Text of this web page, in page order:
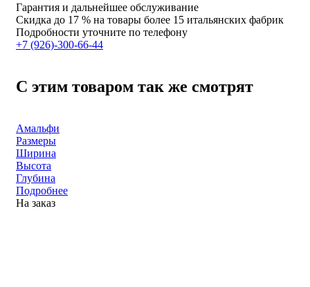
Гарантия и дальнейшее обслуживание
Скидка до 17 % на товары более 15 итальянских фабрик
Подробности уточните по телефону
+7 (926)-300-66-44
С этим товаром так же смотрят
Амальфи
Размеры
Ширина
Высота
Глубина
Подробнее
На заказ